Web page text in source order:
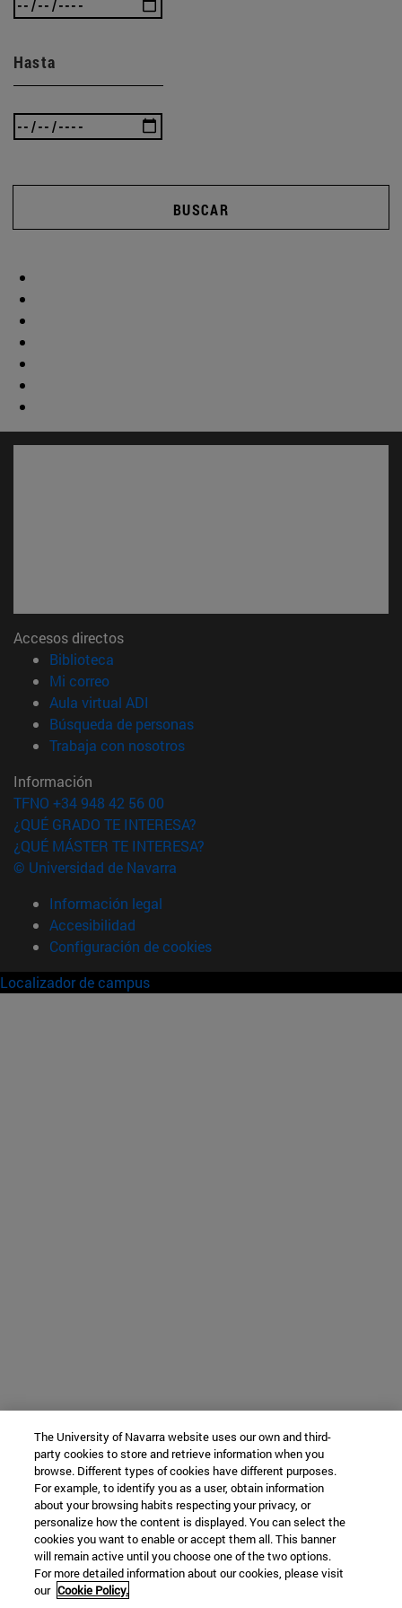
Hasta
BUSCAR
Accesos directos
Biblioteca
Mi correo(abre en nueva ventana)
Aula virtual ADI
Búsqueda de personas(abre en nueva ventana)
Trabaja con nosotros(abre en nueva ventana)
Información
TFNO +34 948 42 56 00
¿QUÉ GRADO TE INTERESA?
¿QUÉ MÁSTER TE INTERESA?
© Universidad de Navarra
Información legal
Accesibilidad
Configuración de cookies
Localizador de campus
The University of Navarra website uses our own and third-
party cookies to store and retrieve information when you
browse. Different types of cookies have different purposes.
For example, to identify you as a user, obtain information
about your browsing habits respecting your privacy, or
personalize how the content is displayed. You can select the
cookies you want to enable or accept them all. This banner
will remain active until you choose one of the two options.
For more detailed information about our cookies, please visit
our Cookie Policy.